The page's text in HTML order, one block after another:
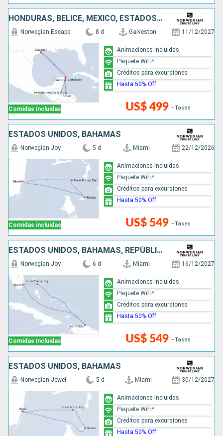
HONDURAS, BELICE, MÉXICO, ESTADOS UNIDOS
Comidas incluidas
Norwegian Escape 8 d Galveston 11/12/2027
US$ 499 +Tasas
Animaciones Incluidas
Paquete WiFi*
Créditos para excursiones
Hasta 50% Off
ESTADOS UNIDOS, BAHAMAS
Comidas incluidas
Norwegian Joy 5 d Miami 22/12/2026
US$ 549 +Tasas
Animaciones Incluidas
Paquete WiFi*
Créditos para excursiones
Hasta 50% Off
ESTADOS UNIDOS, BAHAMAS, REPÚBLICA DOMINICANA
Comidas incluidas
Norwegian Joy 6 d Miami 16/12/2027
US$ 549 +Tasas
Animaciones Incluidas
Paquete WiFi*
Créditos para excursiones
Hasta 50% Off
ESTADOS UNIDOS, BAHAMAS
Norwegian Jewel 5 d Miami 30/12/2027
Animaciones Incluidas
Paquete WiFi*
Créditos para excursiones
Hasta 50% Off